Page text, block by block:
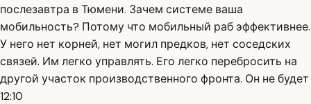
послезавтра в Тюмени. Зачем системе ваша
мобильность? Потому что мобильный раб эффективнее.
У него нет корней, нет могил предков, нет соседских
связей. Им легко управлять. Его легко перебросить на
другой участок производственного фронта. Он не будет
12:10